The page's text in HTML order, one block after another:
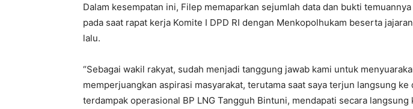
Dalam kesempatan ini, Filep memaparkan sejumlah data dan bukti
pada saat rapat kerja Komite I DPD RI dengan Menkopolhukam beserta
lalu.
“Sebagai wakil rakyat, sudah menjadi tanggung jawab kami untuk
memperjuangkan aspirasi masyarakat, terutama saat saya terjun langsung ke
terdampak operasional BP LNG Tangguh Bintuni, mendapati secara langsung